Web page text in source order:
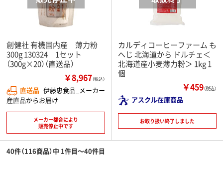
創健社 有機国内産 薄力粉
300g 130324 1セット
（300g×20）（直送品）
￥8,967（税込）
直送品 伊藤忠食品_メーカー
産直品からお届け
メーカー都合により
販売停止中です
カルディコーヒーファーム も
へじ 北海道から ドルチェ＜
北海道産小麦薄力粉＞ 1kg 1
個
￥459（税込）
アスクル在庫商品
お取り扱い終了しました
40件（116商品）中 1件目～40件目